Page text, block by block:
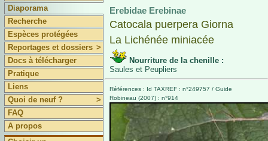
Diaporama
Recherche
Espèces protégées
Reportages et dossiers >
Docs à télécharger
Pratique
Liens
Quoi de neuf ?
>
FAQ
A propos
Erebidae Erebinae
Catocala puerpera Giorna
La Lichénée miniacée
Nourriture de la chenille :
Saules et Peupliers
Références : Id TAXREF : n°249757 / Guide
Robineau (2007) : n°914